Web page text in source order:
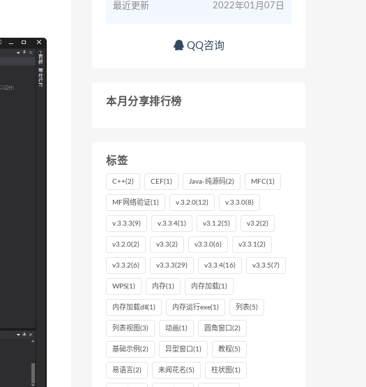
最近更新 2022年01月07日
QQ咨询
本月分享排行榜
标签
C++(2) CEF(1) Java-纯源码(2) MFC(1)
MF网络验证(1) v.3.2.0(12) v.3.3.0(8)
v.3.3.3(9) v.3.3.4(1) v3.1.2(5) v3.2(2)
v3.2.0(2) v3.3(2) v3.3.0(6) v3.3.1(2)
v3.3.2(6) v3.3.3(29) v3.3.4(16) v3.3.5(7)
WPS(1) 内存(1) 内存加载(1)
内存加载dll (1) 内存运行exe(1) 列表(5)
列表视图 (3) 动画(1) 圆角窗口 (2)
基础示例 (2) 异型窗口 (1) 教程(5)
易语言 (2) 未闻花名(5) 柱状图 (1)